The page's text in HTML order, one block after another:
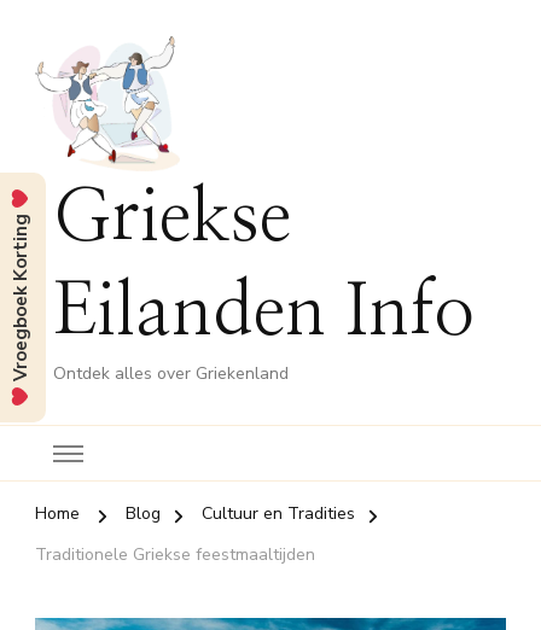
Griekse
Eilanden Info
Ontdek alles over Griekenland
Home Blog
Cultuur en Tradities
Traditionele Griekse feestmaaltijden
Vroegboek Korting